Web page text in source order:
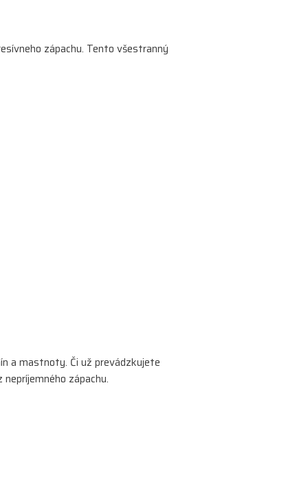
zápachu. Tento všestranný
a mastnoty. Či už prevádzkujete
zápachu.